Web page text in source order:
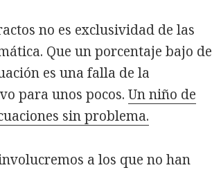
no es exclusividad de las
Que un porcentaje bajo de
es una falla de la
para unos pocos.Un niño de
sin problema.
a los que no han